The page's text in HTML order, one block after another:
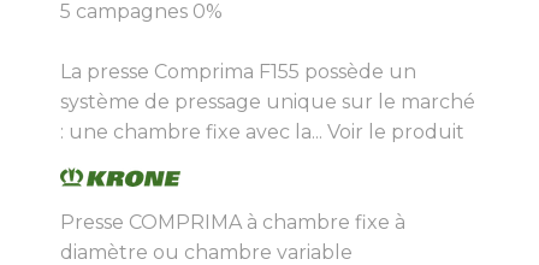
5 campagnes 0%
La presse Comprima F155 possède un
système de pressage unique sur le marché
: une chambre fixe avec la... Voir le produit
Presse COMPRIMA à chambre fixe à
diamètre ou chambre variable